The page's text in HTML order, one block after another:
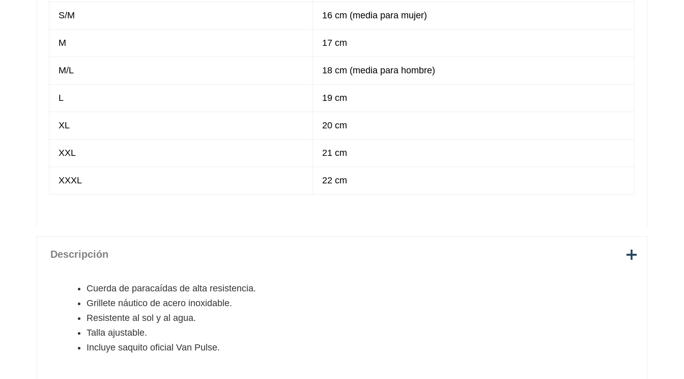
S/M 16 cm (media para mujer)
M 17 cm
M/L 18 cm (media para hombre)
L 19 cm
XL 20 cm
XXL 21 cm
XXXL 22 cm
Descripción
Cuerda de paracaídas de alta resistencia.
Grillete náutico de acero inoxidable.
Resistente al sol y al agua.
Talla ajustable.
Incluye saquito oficial Van Pulse.